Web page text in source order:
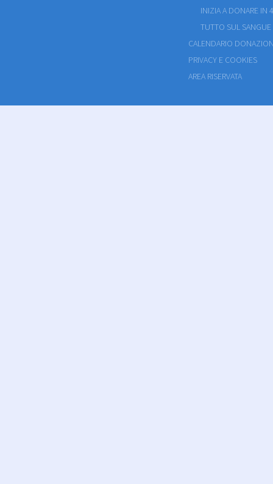
INIZIA A DONARE IN
TUTTO SUL SANGUE
CALENDARIO
PRIVACY E COOKIES
AREA RISERVATA